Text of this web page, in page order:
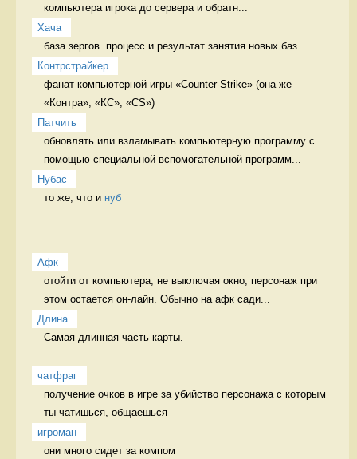
компьютера игрока до сервера и обратн...
Хача
база зергов. процесс и результат занятия новых баз
Контрстрайкер
фанат компьютерной игры «Counter-Strike» (она же
«Контра», «КС», «CS»)
Патчить
обновлять или взламывать компьютерную программу с
помощью специальной вспомогательной программ...
Нубас
то же, что и нуб
Афк
отойти от компьютера, не выключая окно, персонаж при
этом остается он-лайн. Обычно на афк сади...
Длина
Самая длинная часть карты.
чатфраг
получение очков в игре за убийство персонажа с которым
ты чатишься, общаешься
игроман
они много сидет за компом